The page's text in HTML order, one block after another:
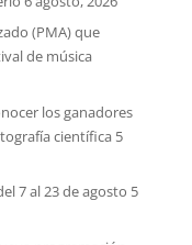
(PMA) que
de música
los ganadores
científica 5
7 al 23 de agosto 5